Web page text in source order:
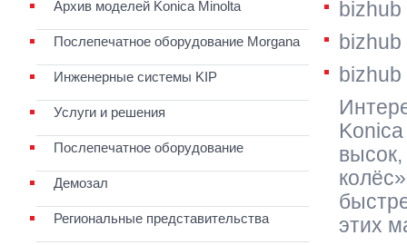
высок,
этих
Архив моделей Konica Minolta
Послепечатное оборудование Morgana
Инженерные системы KIP
Услуги и решения
Послепечатное оборудование
Демозал
Региональные представительства